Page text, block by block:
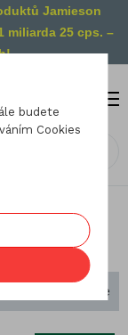
Jamieson
miliarda 25 cps. –
0
Seřadit podle
budete
Cookies